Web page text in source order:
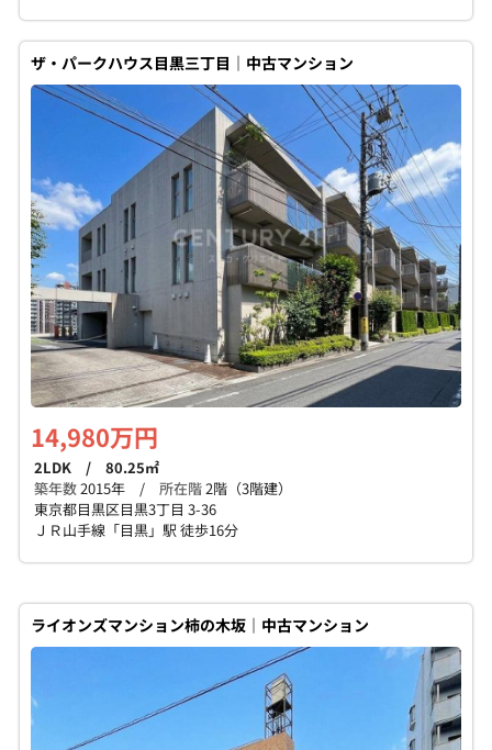
ザ・パークハウス目黒三丁目｜中古マンション
14,980万円
2LDK / 80.25㎡
築年数2015年 / 所在階2階（3階建）
東京都目黒区目黒3丁目 3-36
ＪＲ山手線「目黒」駅 徒歩16分
ライオンズマンション柿の木坂｜中古マンション